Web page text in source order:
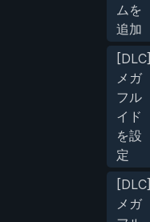
ムを
追加
[DLC]
メガ
フル
イド
を設
定
[DLC]
メガ